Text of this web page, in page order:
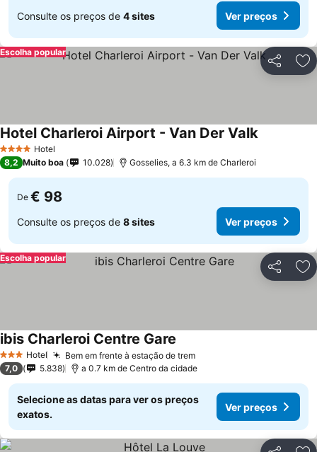
Consulte os preços de 4 sites Ver preços
Partilhar
Escolha popular
4 EstrelasHotel
Hotel Charleroi Airport - Van Der Valk
8,2 Muito boa 10.028 Gosselies, a 6.3 km de Charleroi
De € 98
Consulte os preços de 8 sites Ver preços
Partilhar
Escolha popular
3 EstrelasHotel Bem em frente à estação de trem
ibis Charleroi Centre Gare
7,0 5.838 a 0.7 km de Centro da cidade
Selecione as datas para ver os preços
exatos.
Ver preços